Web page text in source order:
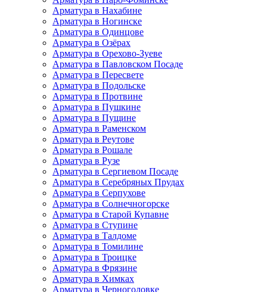
Арматура в Нахабине
Арматура в Ногинске
Арматура в Одинцове
Арматура в Озёрах
Арматура в Орехово-Зуеве
Арматура в Павловском Посаде
Арматура в Пересвете
Арматура в Подольске
Арматура в Протвине
Арматура в Пушкине
Арматура в Пущине
Арматура в Раменском
Арматура в Реутове
Арматура в Рошале
Арматура в Рузе
Арматура в Сергиевом Посаде
Арматура в Серебряных Прудах
Арматура в Серпухове
Арматура в Солнечногорске
Арматура в Старой Купавне
Арматура в Ступине
Арматура в Талдоме
Арматура в Томилине
Арматура в Троицке
Арматура в Фрязине
Арматура в Химках
Арматура в Черноголовке